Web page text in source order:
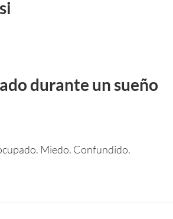
durante un sueño
Miedo. Confundido.